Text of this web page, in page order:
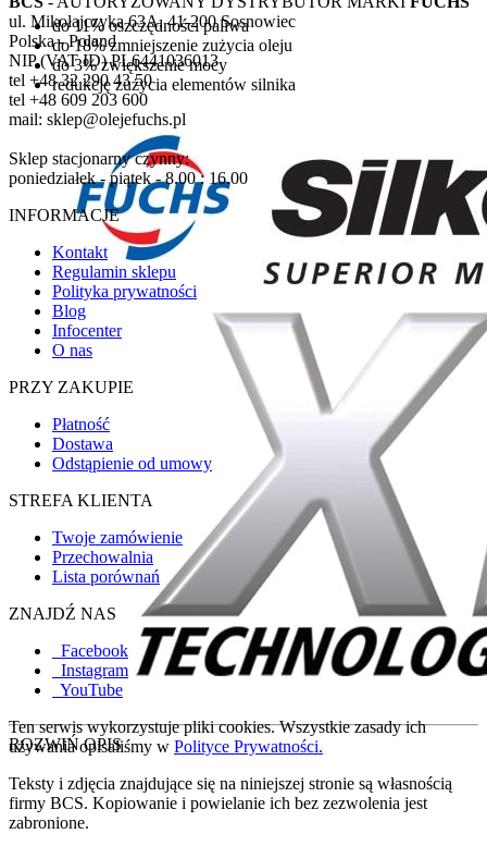
do 11% oszczędności paliwa
do 18% zmniejszenie zużycia oleju
do 3% zwiększenie mocy
redukcję zużycia elementów silnika
ROZWIŃ OPIS
ul. Mikołajczyka 63A, 41-200 Sosnowiec
Polska - Poland
NIP (VAT ID) PL6441036013
tel +48 32 290 43 50
tel +48 609 203 600
mail: sklep@olejefuchs.pl
Sklep stacjonarny czynny:
poniedziałek - piątek - 8.00 : 16.00
INFORMACJE
Kontakt
Regulamin sklepu
Polityka prywatności
Blog
Infocenter
O nas
PRZY ZAKUPIE
Płatność
Dostawa
Odstąpienie od umowy
STREFA KLIENTA
Twoje zamówienie
Przechowalnia
Lista porównań
ZNAJDŹ NAS
Facebook
Instagram
YouTube
Ten serwis wykorzystuje pliki cookies. Wszystkie zasady ich
używania opisaliśmy w Polityce Prywatności.
Teksty i zdjęcia znajdujące się na niniejszej stronie są własnością
firmy BCS. Kopiowanie i powielanie ich bez zezwolenia jest
zabronione.